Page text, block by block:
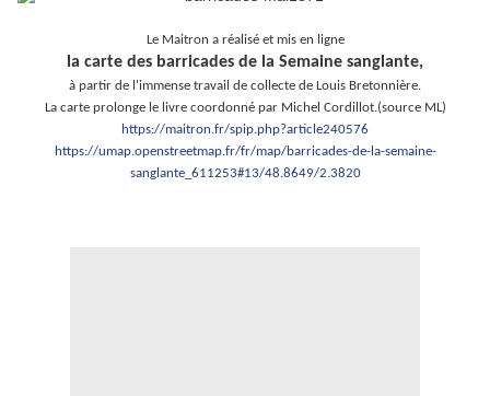
Le Maitron a réalisé et mis en ligne
la carte des barricades de la Semaine sanglante,
à partir de l'immense travail de collecte de Louis Bretonnière.
La carte prolonge le livre coordonné par Michel Cordillot.(source ML)
https://maitron.fr/spip.php?article240576
https://umap.openstreetmap.fr/fr/map/barricades-de-la-semaine-
sanglante_611253#13/48.8649/2.3820